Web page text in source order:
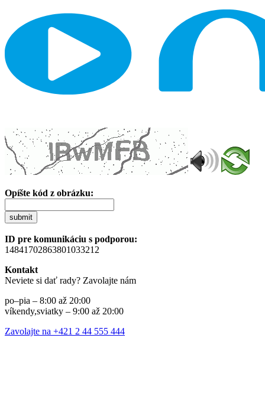
Opíšte kód z obrázku:
submit
ID pre komunikáciu s podporou:
14841702863801033212
Kontakt
Neviete si dať rady? Zavolajte nám
po–pia – 8:00 až 20:00
víkendy,sviatky – 9:00 až 20:00
Zavolajte na +421 2 44 555 444